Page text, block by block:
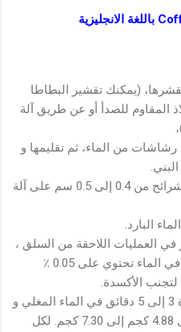
(يمكنك تقشير البطاطا
المقاوم للصدأ أو عن طريق آلة
من الماء، ثم تقليمها و
بعد ذلك، نقمو بقطعها إلى شرائح من 0.4 إلى 0.5 سم على آلة
البارد.
في العمليات اللاحقة من السلق ،
يمكنك الحفاظ على شرائح في الماء تحتوي على 0.05 ٪
ثم قم بشطف الشرائح لمدة 3 إلى 5 دقائق في الماء المغلي و
انشرها على الصواني بمعدل 4.88 كجم إلى 7.30 كجم. لكل